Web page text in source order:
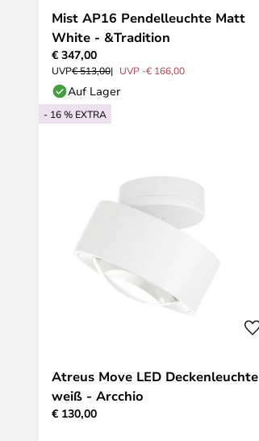
Mist AP16 Pendelleuchte Matt
White - &Tradition
€ 347,00
UVP€ 513,00 UVP -€ 166,00
Auf Lager
- 16 % EXTRA
Atreus Move LED Deckenleuchte
weiß - Arcchio
€ 130,00